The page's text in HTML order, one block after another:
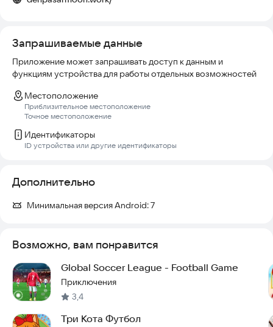
Запрашиваемые данные
Приложение может запрашивать доступ к данным и
функциям устройства для работы отдельных возможностей
Местоположение
Приблизительное местоположение
Точное местоположение
Идентификаторы
ID устройства или другие идентификаторы
Дополнительно
Минимальная версия Android:7
Возможно, вам понравится
Global Soccer League - Football Game
Приключения
3,4
Три Кота Футбол